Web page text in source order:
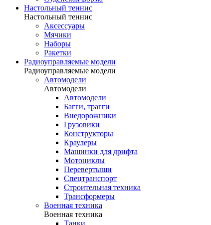
Настольный теннис
Настольный теннис
Аксессуары
Мячики
Наборы
Ракетки
Радиоуправляемые модели
Радиоуправляемые модели
Автомодели
Автомодели
Автомодели
Багги, трагги
Внедорожники
Грузовики
Конструкторы
Краулеры
Машинки для дрифта
Мотоциклы
Перевертыши
Спецтранспорт
Строительная техника
Трансформеры
Военная техника
Военная техника
Танки